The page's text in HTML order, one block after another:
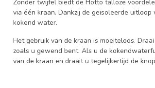
Zonder twijfel biedt de Hotto talloze
via één kraan. Dankzij de geïsoleerde
kokend water.
Het gebruik van de kraan is moeiteloos.
zoals u gewend bent. Als u de
van de kraan en draait u tegelijkertijd de